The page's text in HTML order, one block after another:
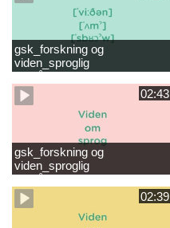
gsk_forskning og
viden_sproglig
læsevanskeligheder.mp402:43
gsk_forskning og
viden_sproglig
forståelse_Støt dit barns
fortsatte læsning 8-10 år.mp4
02:39